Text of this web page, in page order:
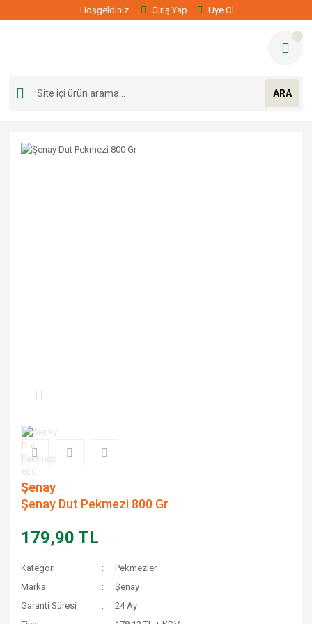
Hoşgeldiniz Giriş Yap Üye Ol
ARA
Şenay
Şenay Dut Pekmezi 800 Gr
179,90 TL
Kategori
Pekmezler
Marka
Şenay
Garanti Süresi
24 Ay